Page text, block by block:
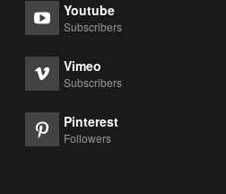
Youtube
Subscribers
Vimeo
Subscribers
Pinterest
Followers